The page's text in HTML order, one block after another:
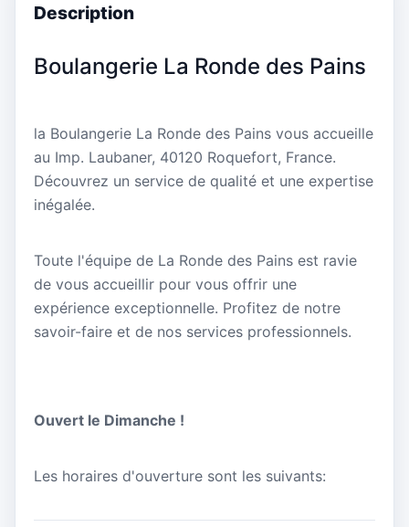
Description
Boulangerie La Ronde des Pains
la Boulangerie La Ronde des Pains vous accueille
au Imp. Laubaner, 40120 Roquefort, France.
Découvrez un service de qualité et une expertise
inégalée.
Toute l'équipe de La Ronde des Pains est ravie
de vous accueillir pour vous offrir une
expérience exceptionnelle. Profitez de notre
savoir-faire et de nos services professionnels.
Ouvert le Dimanche !
Les horaires d'ouverture sont les suivants: